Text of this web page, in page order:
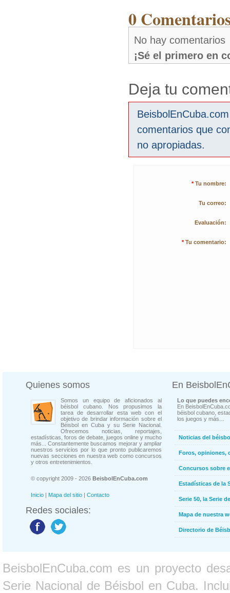
0
No hay comentarios
¡Sé el primero en
Deja tu
comentarios que
no apropiadas.
* Tu nombre:
Tu correo:
Evaluación:
* Tu comentario:
Quienes somos
Somos un equipo de aficionados al
béisbol cubano. Nos propusimos la
tarea de desarrollar esta web con el
objetivo de brindar información sobre el
Béisbol en Cuba y su Serie Nacional.
Ofrecemos noticias, reportajes,
estadísticas, foros de debate, juegos online y mucho
más... Constantemente buscamos mejorar y ampliar
nuestros servicios por lo que pronto publicaremos
nuevas secciones en nuestra web como concursos
y otros entretenimientos.
© copyright 2009 - 2026 BeisbolEnCuba.com
Inicio | Mapa del sitio | Contacto
Redes sociales:
En
Lo que puedes
En
béisbol cubano,
los juegos y más...
Noticias del
Foros, opiniones,
Concursos sobre
Estadísticas de la
Serie 50, la Serie
Mapa de nuestra
Directorio de
BeisbolEnCuba.com es un proyecto
Serie Nacional de Béisbol en Cuba.